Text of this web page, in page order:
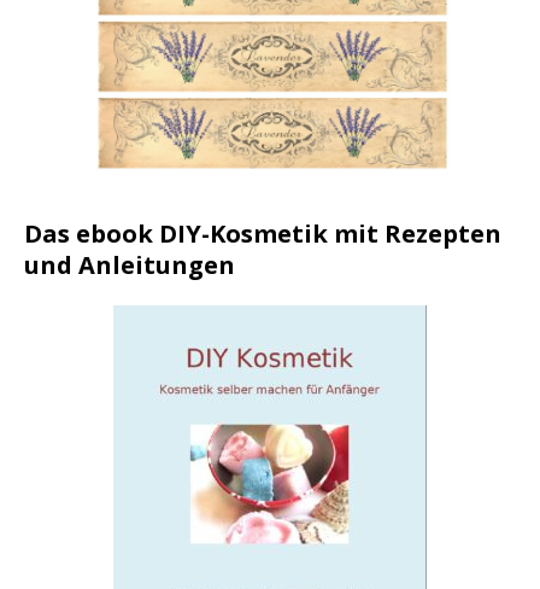
Das ebook DIY-Kosmetik mit Rezepten
und Anleitungen